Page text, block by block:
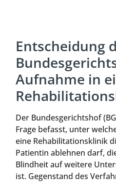
Entscheidung
Aufnahme in
Der Bundesgerichtshof
Frage befasst, unter
eine Rehabilitationsklinik
Patientin ablehnen darf,
Blindheit auf weitere
ist. Gegenstand des